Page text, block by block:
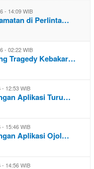
- 14:09 WIB
di Perlinta…
- 02:22 WIB
Tragedy Kebakar…
- 12:53 WIB
Aplikasi Turu…
- 15:46 WIB
Aplikasi Ojol…
- 14:56 WIB